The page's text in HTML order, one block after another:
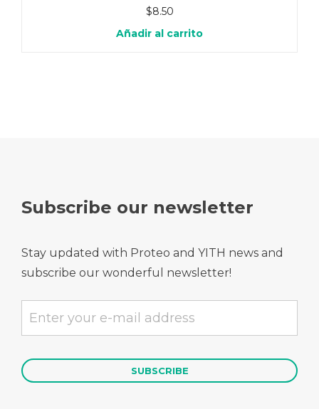
$8.50
Añadir al carrito
Subscribe our newsletter
Stay updated with Proteo and YITH news and
subscribe our wonderful newsletter!